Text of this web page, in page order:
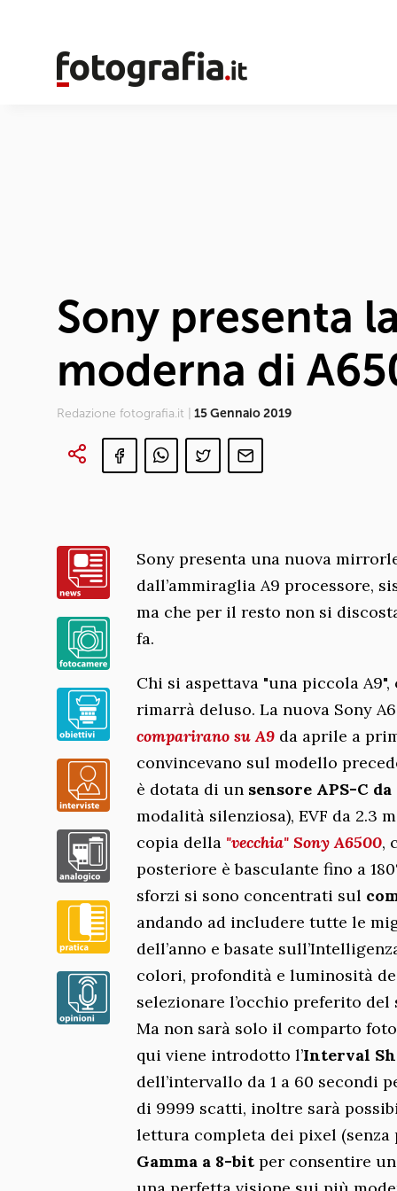
Sony presenta
moderna di
Redazione fotografia.it | 15 Gennaio 2019
Sony presenta una nuova
dall’ammiraglia A9 processore,
ma che per il resto non si
fa.
Chi si aspettava "una piccola
rimarrà deluso. La nuova Sony
comparirano su A9 da aprile a
convincevano sul modello
è dotata di un sensore APS-C
modalità silenziosa), EVF da 2.3
copia della "vecchia" Sony A6500,
posteriore è basculante fino a
sforzi si sono concentrati sul
andando ad includere tutte le
dell’anno e basate
colori, profondità e luminosità
selezionare l’occhio preferito
Ma non sarà solo il comparto
qui viene introdotto l’Interval
dell’intervallo da 1 a 60 secondi
di 9999 scatti, inoltre sarà
lettura completa dei pixel
Gamma a 8-bit per consentire